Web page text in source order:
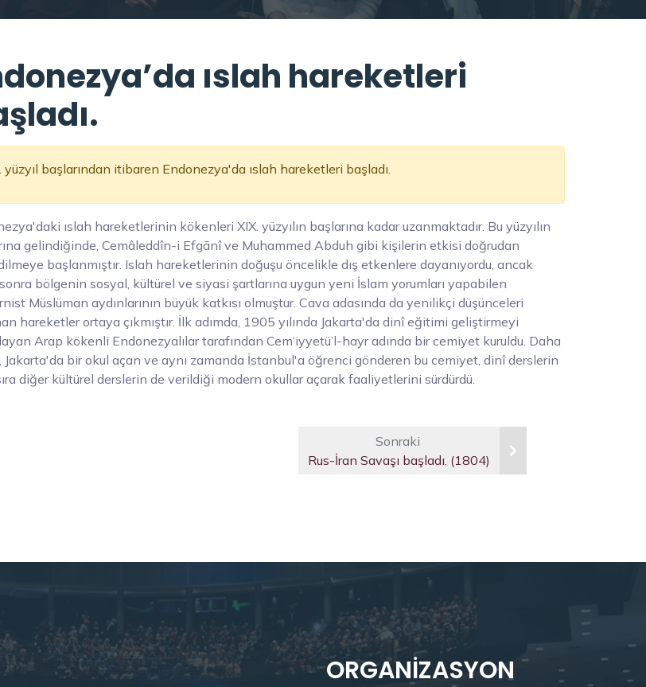
ıslah hareketleri
yüzyıl başlarından itibaren Endonezya'da ıslah hareketleri başladı.
ıslah hareketlerinin kökenleri XIX. yüzyılın başlarına kadar uzanmaktadır. Bu yüzyılın
gelindiğinde, Cemâleddîn-i Efgānî ve Muhammed Abduh gibi kişilerin etkisi doğrudan
başlanmıştır. Islah hareketlerinin doğuşu öncelikle dış etkenlere dayanıyordu, ancak
bölgenin sosyal, kültürel ve siyasi şartlarına uygun yeni İslam yorumları yapabilen
Müslüman aydınlarının büyük katkısı olmuştur. Cava adasında da yenilikçi düşünceleri
hareketler ortaya çıkmıştır. İlk adımda, 1905 yılında Jakarta'da dinî eğitimi geliştirmeyi
Arap kökenli Endonezyalılar tarafından Cem‘iyyetü’l-hayr adında bir cemiyet kuruldu. Daha
Jakarta'da bir okul açan ve aynı zamanda İstanbul'a öğrenci gönderen bu cemiyet, dinî derslerin
diğer kültürel derslerin de verildiği modern okullar açarak faaliyetlerini sürdürdü.
Sonraki
Rus-İran Savaşı başladı. (1804)
ORGANIZASYON